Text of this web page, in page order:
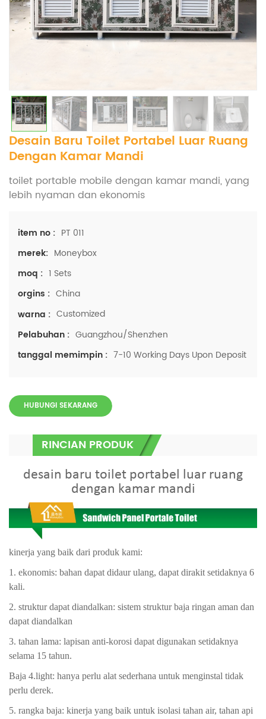
Desain Baru Toilet Portabel Luar Ruang
Dengan Kamar Mandi
toilet portable mobile dengan kamar mandi, yang
lebih nyaman dan ekonomis
item no : PT 011
merek: Moneybox
moq : 1 Sets
orgins : China
warna : Customized
Pelabuhan : Guangzhou/Shenzhen
tanggal memimpin : 7-10 Working Days Upon Deposit
HUBUNGI SEKARANG
RINCIAN PRODUK
desain baru toilet portabel luar ruang
dengan kamar mandi
kinerja yang baik dari produk kami:
1. ekonomis: bahan dapat didaur ulang, dapat dirakit setidaknya 6
kali.
2. struktur dapat diandalkan: sistem struktur baja ringan aman dan
dapat diandalkan
3. tahan lama: lapisan anti-korosi dapat digunakan setidaknya
selama 15 tahun.
Baja 4.light: hanya perlu alat sederhana untuk menginstal tidak
perlu derek.
5. rangka baja: kinerja yang baik untuk isolasi tahan air, tahan api